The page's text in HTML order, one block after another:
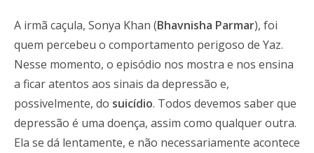
A irmã caçula, Sonya Khan (Bhavnisha Parmar), foi
quem percebeu o comportamento perigoso de Yaz.
Nesse momento, o episódio nos mostra e nos ensina
a ficar atentos aos sinais da depressão e,
possivelmente, do suicídio. Todos devemos saber que
depressão é uma doença, assim como qualquer outra.
Ela se dá lentamente, e não necessariamente acontece